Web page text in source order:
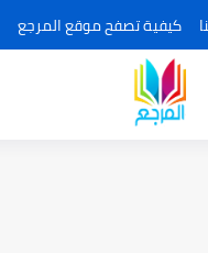
كيفية تصفح موقع المرجع